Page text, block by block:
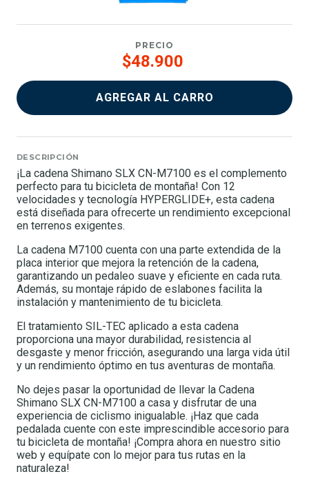
PRECIO
$48.900
AGREGAR AL CARRO
DESCRIPCIÓN
¡La cadena Shimano SLX CN-M7100 es el complemento
perfecto para tu bicicleta de montaña! Con 12
velocidades y tecnología HYPERGLIDE+, esta cadena
está diseñada para ofrecerte un rendimiento excepcional
en terrenos exigentes.
La cadena M7100 cuenta con una parte extendida de la
placa interior que mejora la retención de la cadena,
garantizando un pedaleo suave y eficiente en cada ruta.
Además, su montaje rápido de eslabones facilita la
instalación y mantenimiento de tu bicicleta.
El tratamiento SIL-TEC aplicado a esta cadena
proporciona una mayor durabilidad, resistencia al
desgaste y menor fricción, asegurando una larga vida útil
y un rendimiento óptimo en tus aventuras de montaña.
No dejes pasar la oportunidad de llevar la Cadena
Shimano SLX CN-M7100 a casa y disfrutar de una
experiencia de ciclismo inigualable. ¡Haz que cada
pedalada cuente con este imprescindible accesorio para
tu bicicleta de montaña! ¡Compra ahora en nuestro sitio
web y equípate con lo mejor para tus rutas en la
naturaleza!